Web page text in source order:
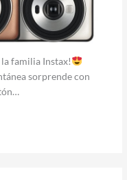
la familia Instax!
sorprende con